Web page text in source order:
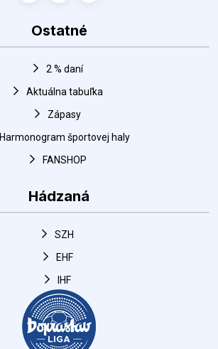
Ostatné
2 % daní
Aktuálna tabuľka
Zápasy
Harmonogram športovej haly
FANSHOP
Hádzaná
SZH
EHF
IHF